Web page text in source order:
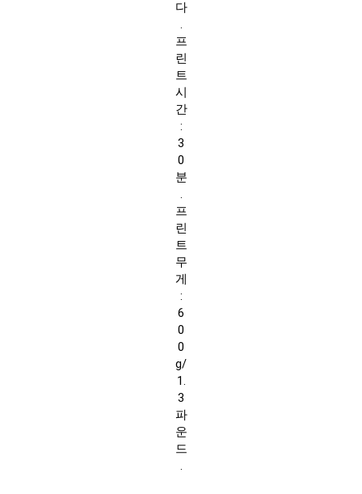
다
.
프
린
트
시
간
:
3
0
분
.
프
린
트
무
게
:
6
0
0
g/
1.
3
파
운
드
.